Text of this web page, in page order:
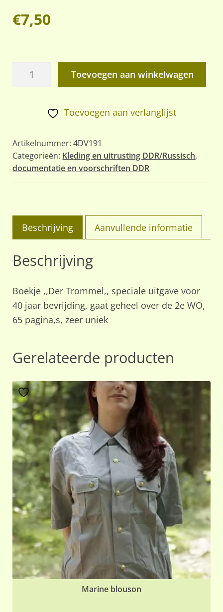
€7,50
Thalmannpioniere
40.
Jahrestag
der
Toevoegen aan winkelwagen
Toevoegen aan verlanglijst
Artikelnummer:4DV191
Categorieën: Kleding en uitrusting DDR/Russisch,
documentatie en voorschriften DDR
Beschrijving Aanvullende informatie
Beschrijving
Boekje ,,Der Trommel,, speciale uitgave voor
40 jaar bevrijding, gaat geheel over de 2e WO,
65 pagina,s, zeer uniek
Gerelateerde producten
Marine blouson